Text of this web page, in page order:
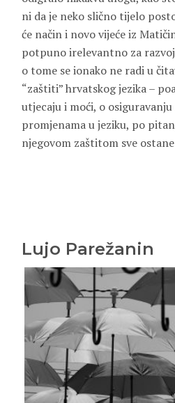
ni da je neko slično tijelo
će način i novo vijeće iz
potpuno irelevantno za
o tome se ionako ne radi u
“zaštiti” hrvatskog jezika –
utjecaju i moći, o
promjenama u jeziku, po
njegovom zaštitom sve
Lujo Parežanin